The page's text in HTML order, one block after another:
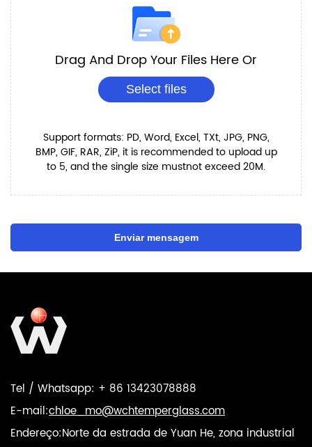
Drag And Drop Your Files Here Or
Select files
Support formats: PD, Word, Excel, TXt, JPG, PNG,
BMP, GIF, RAR, ZiP, it is recommended to upload up
to 5, and the single size mustnot exceed 20M.
Enviar mensagem
Tel / Whatsapp: + 86 13423078888
E-mail:chloe_mo@wchtemperglass.com
Endereço:Norte da estrada de Yuan He, zona industrial